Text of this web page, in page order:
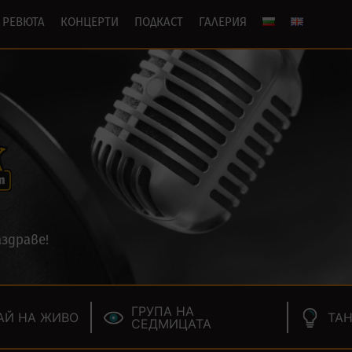
РЕВЮТА КОНЦЕРТИ ПОДКАСТ ГАЛЕРИЯ
НА ЖИВО
ГРУПА НА
СЕДМИЦАТА